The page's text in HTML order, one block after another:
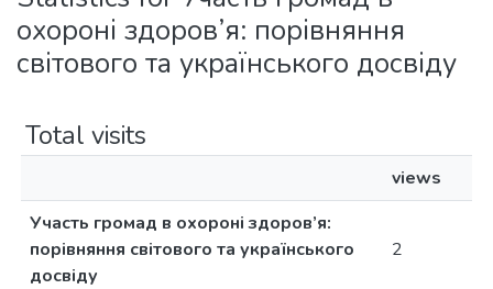
All of DSpace
охороні здоров’я: порівняння
світового та українського досвіду
Total visits
views
Участь громад в охороні здоров’я:
порівняння світового та українського
досвіду
2